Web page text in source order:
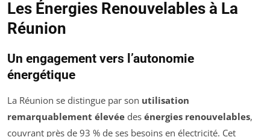
Les Énergies Renouvelables à La
Réunion
Un engagement vers l’autonomie
énergétique
La Réunion se distingue par son utilisation
remarquablement élevée des énergies renouvelables,
couvrant près de 93 % de ses besoins en électricité. Cet